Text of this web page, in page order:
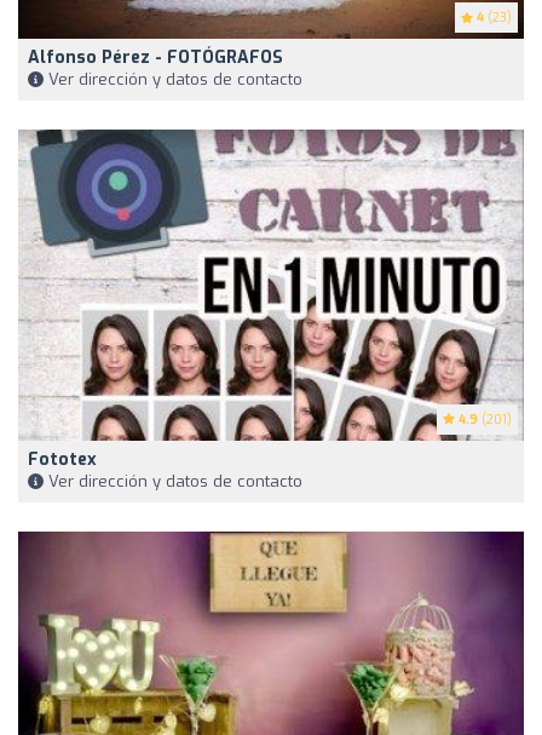
4 (23)
Alfonso Pérez - FOTÓGRAFOS
Ver dirección y datos de contacto
4.9 (201)
Fototex
Ver dirección y datos de contacto